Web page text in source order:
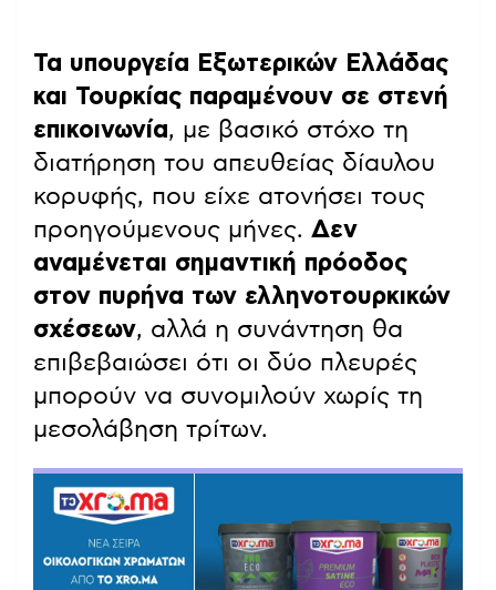
Τα υπουργεία Εξωτερικών Ελλάδας
και Τουρκίας παραμένουν σε στενή
επικοινωνία, με βασικό στόχο τη
διατήρηση του απευθείας δίαυλου
κορυφής, που είχε ατονήσει τους
προηγούμενους μήνες. Δεν
αναμένεται σημαντική πρόοδος
στον πυρήνα των ελληνοτουρκικών
σχέσεων, αλλά η συνάντηση θα
επιβεβαιώσει ότι οι δύο πλευρές
μπορούν να συνομιλούν χωρίς τη
μεσολάβηση τρίτων.